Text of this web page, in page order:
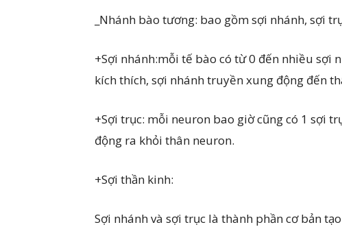
_Nhánh bào tương: bao gồm sợi nhánh, sợi
+Sợi nhánh:mỗi tế bào có từ 0 đến nhiều sợi
kích thích, sợi nhánh truyền xung động đến
+Sợi trục: mỗi neuron bao giờ cũng có 1 sợi
động ra khỏi thân neuron.
+Sợi thần kinh:
Sợi nhánh và sợi trục là thành phần cơ bản